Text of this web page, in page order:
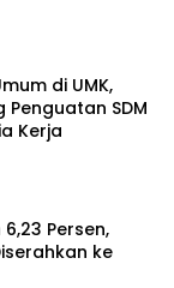
di UMK,
SDM
Kerja
Persen,
ke